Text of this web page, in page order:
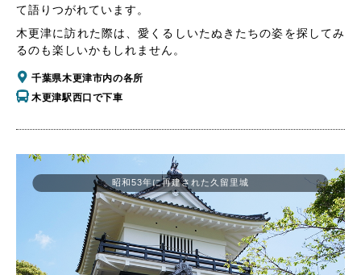
て語りつがれています。
木更津に訪れた際は、愛くるしいたぬきたちの姿を探してみ
るのも楽しいかもしれません。
千葉県木更津市内の各所
木更津駅西口で下車
昭和53年に再建された久留里城